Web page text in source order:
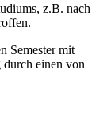
z.B. nach
Semester mit
einen von